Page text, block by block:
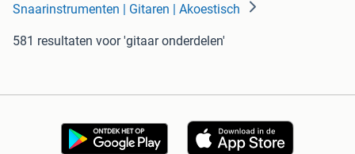
Snaarinstrumenten | Gitaren | Akoestisch
581 resultaten voor 'gitaar onderdelen'